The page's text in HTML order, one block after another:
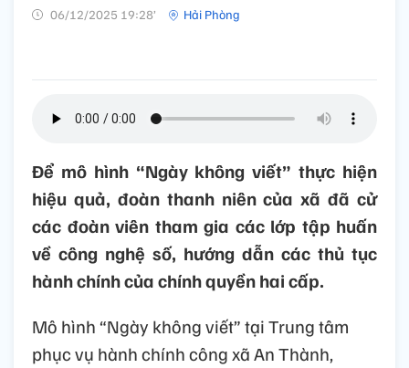
06/12/2025 19:28’ Hải Phòng
Để mô hình “Ngày không viết” thực hiện
hiệu quả, đoàn thanh niên của xã đã cử
các đoàn viên tham gia các lớp tập huấn
về công nghệ số, hướng dẫn các thủ tục
hành chính của chính quyền hai cấp.
Mô hình “Ngày không viết” tại Trung tâm
phục vụ hành chính công xã An Thành,